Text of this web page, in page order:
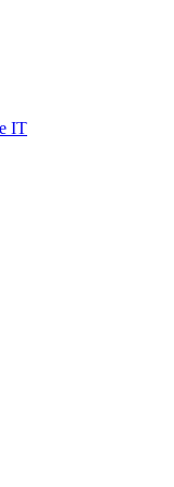
IT